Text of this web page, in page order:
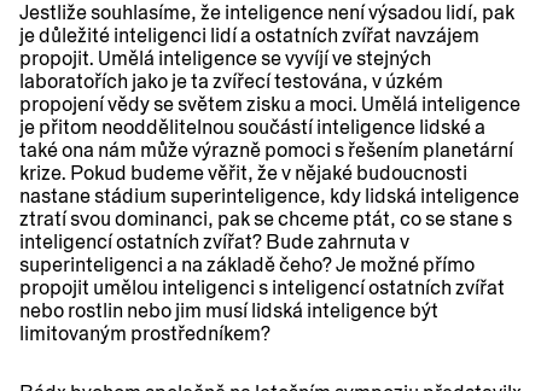
Jestliže souhlasíme, že inteligence není výsadou lidí, pak
je důležité inteligenci lidí a ostatních zvířat navzájem
propojit. Umělá inteligence se vyvíjí ve stejných
laboratořích jako je ta zvířecí testována, v úzkém
propojení vědy se světem zisku a moci. Umělá inteligence
je přitom neoddělitelnou součástí inteligence lidské a
také ona nám může výrazně pomoci s řešením planetární
krize. Pokud budeme věřit, že v nějaké budoucnosti
nastane stádium superinteligence, kdy lidská inteligence
ztratí svou dominanci, pak se chceme ptát, co se stane s
inteligencí ostatních zvířat? Bude zahrnuta v
superinteligenci a na základě čeho? Je možné přímo
propojit umělou inteligenci s inteligencí ostatních zvířat
nebo rostlin nebo jim musí lidská inteligence být
limitovaným prostředníkem?